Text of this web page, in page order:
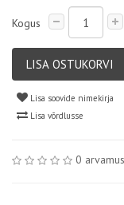
Kogus
LISA OSTUKORVI
Lisa soovide nimekirja
Lisa võrdlusse
0